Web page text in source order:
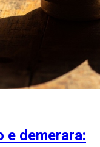
e demerara: